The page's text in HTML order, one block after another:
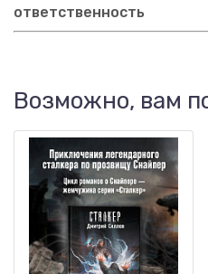
ответственность
Возможно, вам